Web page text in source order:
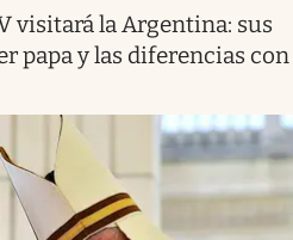
visitará la Argentina: sus
papa y las diferencias con